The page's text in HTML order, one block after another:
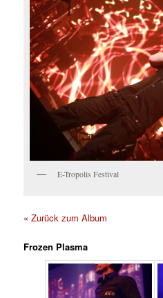
E-Tropolis Festival
« Zurück zum Album
Frozen Plasma